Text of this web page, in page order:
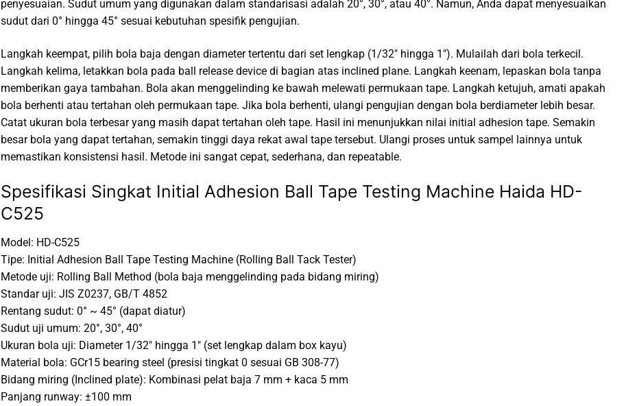
penyesuaian. Sudut umum yang digunakan dalam standarisasi adalah 20°, 30°, atau 40°. Namun, Anda dapat menyesuaikan
sudut dari 0° hingga 45° sesuai kebutuhan spesifik pengujian.
Langkah keempat, pilih bola baja dengan diameter tertentu dari set lengkap (1/32″ hingga 1″). Mulailah dari bola terkecil.
Langkah kelima, letakkan bola pada ball release device di bagian atas inclined plane. Langkah keenam, lepaskan bola tanpa
memberikan gaya tambahan. Bola akan menggelinding ke bawah melewati permukaan tape. Langkah ketujuh, amati apakah
bola berhenti atau tertahan oleh permukaan tape. Jika bola berhenti, ulangi pengujian dengan bola berdiameter lebih besar.
Catat ukuran bola terbesar yang masih dapat tertahan oleh tape. Hasil ini menunjukkan nilai initial adhesion tape. Semakin
besar bola yang dapat tertahan, semakin tinggi daya rekat awal tape tersebut. Ulangi proses untuk sampel lainnya untuk
memastikan konsistensi hasil. Metode ini sangat cepat, sederhana, dan repeatable.
Spesifikasi Singkat Initial Adhesion Ball Tape Testing Machine Haida HD-
C525
Model: HD-C525
Tipe: Initial Adhesion Ball Tape Testing Machine (Rolling Ball Tack Tester)
Metode uji: Rolling Ball Method (bola baja menggelinding pada bidang miring)
Standar uji: JIS Z0237, GB/T 4852
Rentang sudut: 0° ~ 45° (dapat diatur)
Sudut uji umum: 20°, 30°, 40°
Ukuran bola uji: Diameter 1/32″ hingga 1″ (set lengkap dalam box kayu)
Material bola: GCr15 bearing steel (presisi tingkat 0 sesuai GB 308-77)
Bidang miring (Inclined plate): Kombinasi pelat baja 7 mm + kaca 5 mm
Panjang runway: ±100 mm